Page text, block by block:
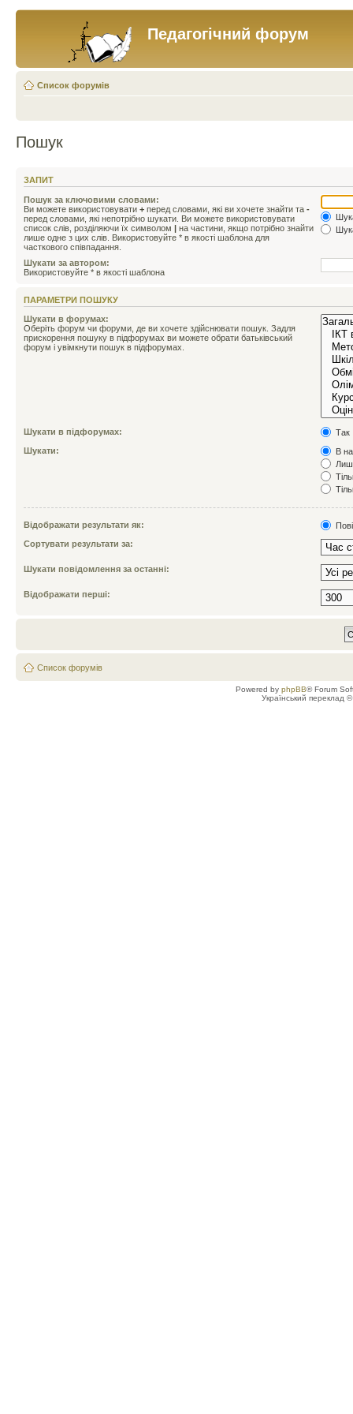
Педагогічний форум
Список форумів
Пошук
ЗАПИТ
Пошук за ключовими словами:
Ви можете використовувати + перед словами, які ви хочете знайти та -
перед словами, які непотрібно шукати. Ви можете використовувати
список слів, розділяючи їх символом | на частини, якщо потрібно знайти
лише одне з цих слів. Використовуйте * в якості шаблона для
часткового співпадання.
Шукати за автором:
Використовуйте * в якості шаблона
ПАРАМЕТРИ ПОШУКУ
Шукати в форумах:
Оберіть форум чи форуми, де ви хочете здійснювати пошук. Задля
прискорення пошуку в підфорумах ви можете обрати батьківський
форум і увімкнути пошук в підфорумах.
Шукати в підфорумах:
Так
Шукати:
В
Відображати результати як:
Сортувати результати за:
Шукати повідомлення за останні:
Відображати перші:
Список форумів
Powered by phpBB® Forum
Український переклад